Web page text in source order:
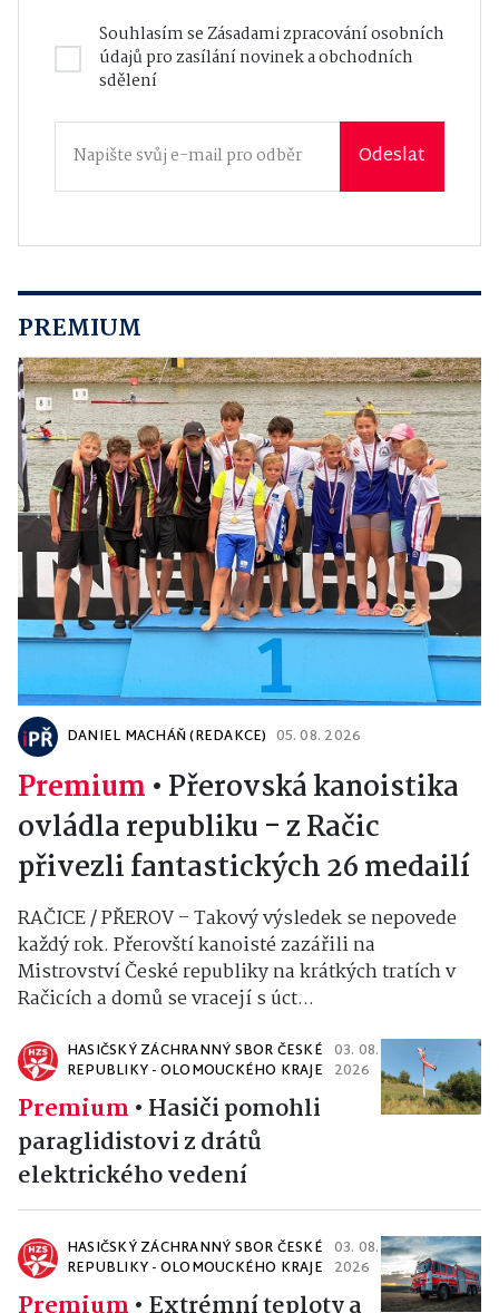
Souhlasím seZásadami zpracování osobních
údajůpro zasílání novinek a obchodních
sdělení
Odeslat
PREMIUM
DANIEL MACHÁŇ (REDAKCE) 05. 08. 2026
Premium • Přerovská kanoistika
ovládla republiku - z Račic
přivezli fantastických 26 medailí
RAČICE / PŘEROV – Takový výsledek se nepovede
každý rok. Přerovští kanoisté zazářili na
Mistrovství České republiky na krátkých tratích v
Račicích a domů se vracejí s úct...
HASIČSKÝ ZÁCHRANNÝ SBOR ČESKÉ
REPUBLIKY - OLOMOUCKÉHO KRAJE
03. 08.
2026
Premium • Hasiči pomohli
paraglidistovi z drátů
elektrického vedení
HASIČSKÝ ZÁCHRANNÝ SBOR ČESKÉ
REPUBLIKY - OLOMOUCKÉHO KRAJE
03. 08.
2026